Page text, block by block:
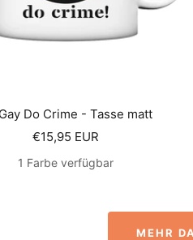
Do Crime - Tasse matt
Angebotspreis
€15,95 EUR
1 Farbe verfügbar
MEHR